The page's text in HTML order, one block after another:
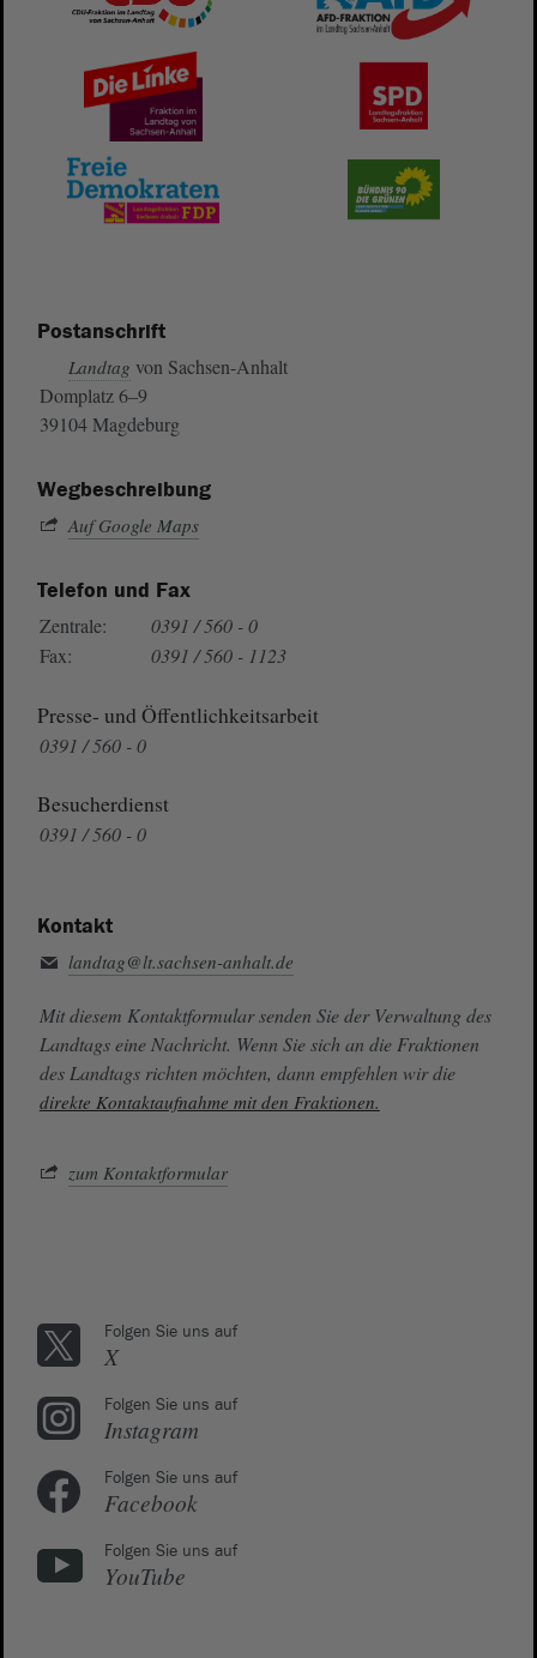
Postanschrift
Landtag von Sachsen-Anhalt
Domplatz 6–9
39104 Magdeburg
Wegbeschreibung
Auf Google Maps
Telefon und Fax
Zentrale:
0391 / 560 - 0
Fax:
0391 / 560 - 1123
Presse- und Öffentlichkeitsarbeit
0391 / 560 - 0
Besucherdienst
0391 / 560 - 0
Kontakt
landtag@lt.sachsen-anhalt.de
Mit diesem Kontaktformular senden Sie der Verwaltung des
Landtags eine Nachricht. Wenn Sie sich an die Fraktionen
des Landtags richten möchten, dann empfehlen wir die
direkte Kontaktaufnahme mit den Fraktionen.
zum Kontaktformular
Folgen Sie uns auf
X
Folgen Sie uns auf
Instagram
Folgen Sie uns auf
Facebook
Folgen Sie uns auf
YouTube